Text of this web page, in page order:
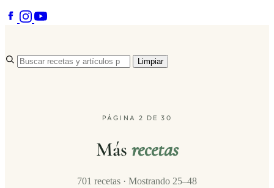
Limpiar
PÁGINA 2 DE 30
Más recetas
701 recetas · Mostrando 25–48